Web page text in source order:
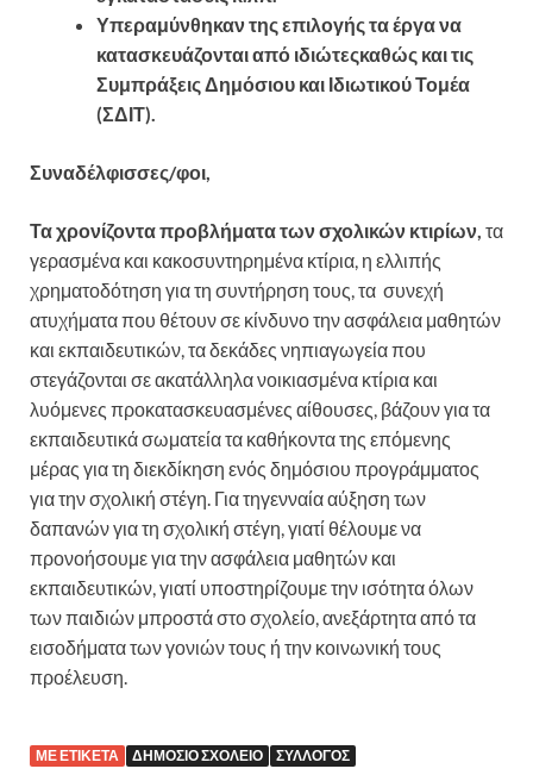
Υπεραμύνθηκαν της επιλογής τα έργα να
κατασκευάζονται από ιδιώτεςκαθώς και τις
Συμπράξεις Δημόσιου και Ιδιωτικού Τομέα
(ΣΔΙΤ).
Συναδέλφισσες/φοι,
Ταχρονίζονταπροβλήματα των σχολικών κτιρίων, τα
γερασμένα και κακοσυντηρημένα κτίρια, η ελλιπής
χρηματοδότηση για τη συντήρηση τους, τα συνεχή
ατυχήματα που θέτουν σε κίνδυνο την ασφάλεια μαθητών
και εκπαιδευτικών, τα δεκάδες νηπιαγωγεία που
στεγάζονται σε ακατάλληλα νοικιασμένα κτίρια και
λυόμενες προκατασκευασμένες αίθουσες, βάζουν για τα
εκπαιδευτικά σωματεία τα καθήκοντα της επόμενης
μέρας για τη διεκδίκηση ενός δημόσιου προγράμματος
για την σχολική στέγη. Για τηγενναία αύξηση των
δαπανών για τη σχολική στέγη, γιατί θέλουμε να
προνοήσουμε για την ασφάλεια μαθητών και
εκπαιδευτικών, γιατί υποστηρίζουμε την ισότητα όλων
των παιδιών μπροστά στο σχολείο, ανεξάρτητα από τα
εισοδήματα των γονιών τους ή την κοινωνική τους
προέλευση.
ΜΕ ΕΤΙΚΈΤΑ ΔΗΜΌΣΙΟ ΣΧΟΛΕΊΟ ΣΎΛΛΟΓΟΣ